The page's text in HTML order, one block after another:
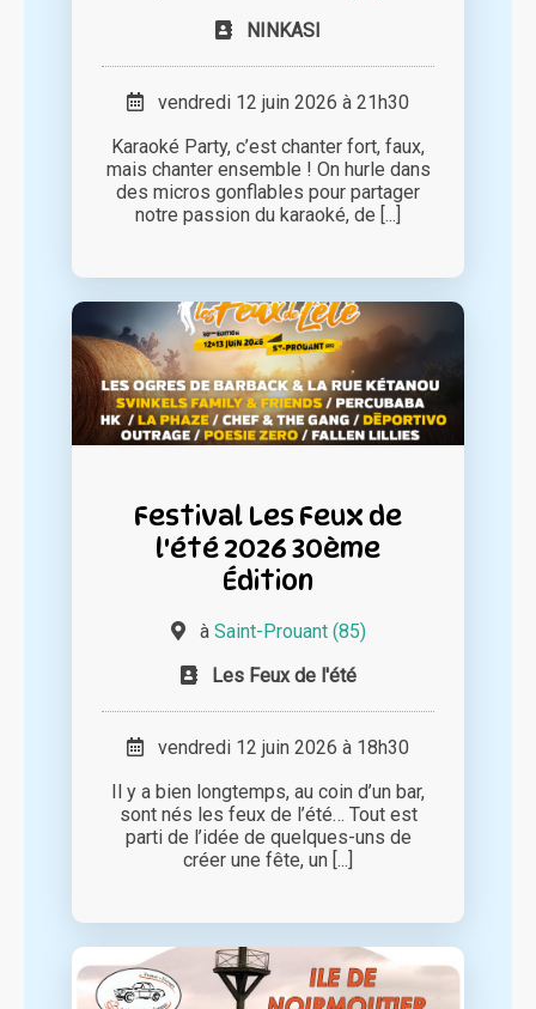
NINKASI
vendredi 12 juin 2026 à 21h30
Karaoké Party, c’est chanter fort, faux,
mais chanter ensemble ! On hurle dans
des micros gonflables pour partager
notre passion du karaoké, de [...]
Festival Les Feux de
l'été 2026 30ème
Édition
à Saint-Prouant (85)
Les Feux de l'été
vendredi 12 juin 2026 à 18h30
Il y a bien longtemps, au coin d’un bar,
sont nés les feux de l’été… Tout est
parti de l’idée de quelques-uns de
créer une fête, un [...]